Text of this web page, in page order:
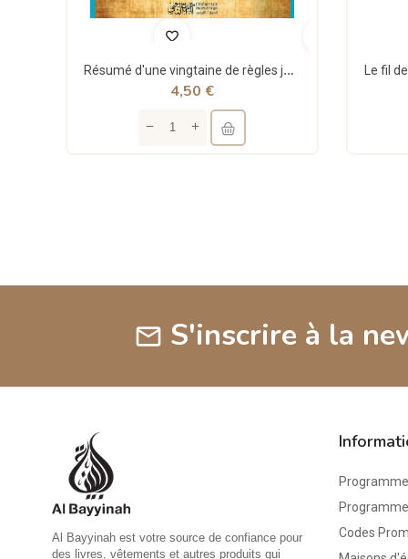
Résumé d'une vingtaine de règles jurisprudentielles liées au voyage - Bazmoul - Héritage...
4,50 €
mail S'inscrire à la
Al Bayyinah est votre source de confiance pour
des livres, vêtements et autres produits qui
Codes